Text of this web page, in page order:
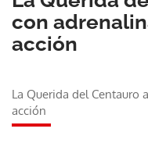
con
acción
La Querida del Centauro
acción